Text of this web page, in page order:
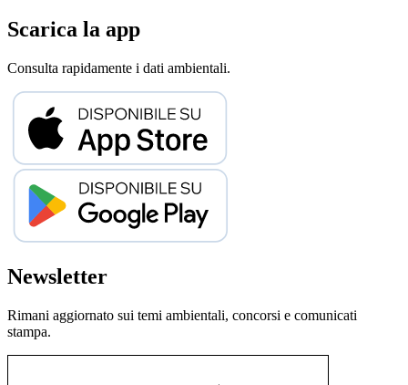
Scarica la app
Consulta rapidamente i dati ambientali.
Newsletter
Rimani aggiornato sui temi ambientali, concorsi e comunicati
stampa.